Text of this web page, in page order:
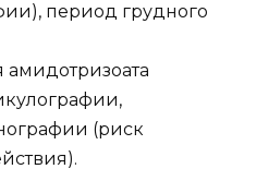
период грудного
амидотризоата
(риск